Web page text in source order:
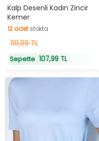
Hızlı Teslimat
Kalp Desenli Kadın Zincir
Kemer
12adetstokta
12adetstokta
119,99 TL
Sepette 107,99 TL